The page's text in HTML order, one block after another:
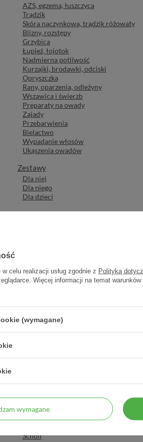
AZS, egzema, łuszczyca
Trądzik
Skóra naczynkowa, trądzik różowaty
Blizny, rozstępy
Grzybica
Łupież, łojotok
Nadmierna potliwość
Kurzajki, brodawki, odciski
Opryszczka
Rany, oparzenia, odleżyny
Wszawica i świerzb
Preparaty na owady
Zajady
Przebarwienia
Bielactwo
Wypadanie włosów
Ukąszenia owadów
Zestawy
Dla niej
Dla niego
Dla dzieci
Wody termalne
Cetaphil
Dax Cosmetics
Ducray
Mincer
Mustela
Oceanic
Scholl
celu realizacji usług zgodnie z Polityką
Więcej informacji na temat
(wymagane)
wymagane